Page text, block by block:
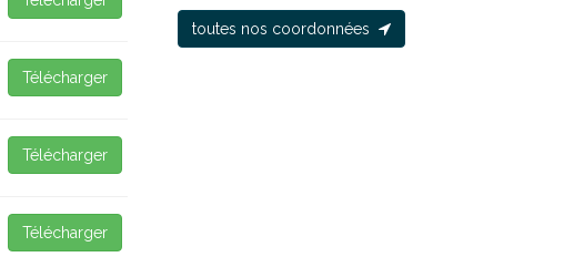
Télécharger
Télécharger
Télécharger
toutes nos coordonnées